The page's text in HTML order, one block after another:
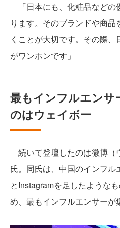
「日本にも、化粧品などの
ります。そのブランドや商
くことが大切です。その際
がワンホンです」
最もインフルエンサ
のはウェイボー
続いて登壇したのは微博（
氏。同氏は、中国のインフル
とInstagramを足したような
め、最もインフルエンサーが